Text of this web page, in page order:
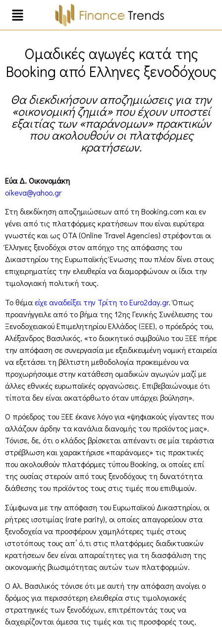
Ομαδικές αγωγές κατά της
Booking από Ελληνες ξενοδόχους
Θα διεκδικήσουν αποζημιώσεις για την
«οικονομική ζημιά» που έχουν υποστεί
εξαιτίας των «παράνομων» πρακτικών
που ακολουθούν οι πλατφόρμες
κρατήσεων.
Εύα Δ. Οικονομάκη
oikeva@yahoo.gr
Στη διεκδίκηση αποζημιώσεων από τη Booking.com και εν
γένει από τις πλατφόρμες κρατήσεων που είναι ευρύτερα
γνωστές και ως OTA (Online Travel Agencies) στρέφονται οι
Έλληνες ξενοδόχοι στον απόηχο της απόφασης του
Δικαστηρίου της Ευρωπαϊκής Ένωσης που πλέον δίνει στους
επιχειρηματίες την ελευθερία να διαμορφώνουν οι ίδιοι την
τιμολογιακή πολιτική τους.
Το θέμαείχε αναδείξει την Τρίτη το Euro2day.gr. Όπως
προανήγγειλε από το βήμα της 12ης Γενικής Συνέλευσης του
Ξενοδοχειακού Επιμελητηρίου Ελλάδος (ΞΕΕ), ο πρόεδρός του,
Αλέξανδρος Βασιλικός, «το διοικητικό συμβούλιο του ΞΕΕ πήρε
την απόφαση σε συνεργασία με εξειδικευμένη νομική εταιρεία
να εξετάσει τη βέλτιστη μεθοδολογία προκειμένου να
προχωρήσουμε στην κατάθεση ομαδικών αγωγών μαζί με
άλλες εθνικές ευρωπαϊκές οργανώσεις. Επιβεβαιώνουμε ότι
τίποτα δεν είναι ακατόρθωτο όταν υπάρχει βούληση».
Ο πρόεδρος του ΞΕΕ έκανε λόγο για «ψηφιακούς γίγαντες που
αλλάζουν άρδην τα κανάλια διανομής του προϊόντος μας».
Τόνισε, δε, ότι ο κλάδος βρίσκεται απέναντι σε μία τεράστια
στρέβλωση και χαρακτήρισε «παράνομες» τις πρακτικές
που ακολουθούν πλατφόρμες τύπου Booking, οι οποίες επί
της ουσίας στερούν από τους ξενοδόχους τη δυνατότητα
διάθεσης του προϊόντος τους στις τιμές που επιθυμούν.
Σύμφωνα με την απόφαση του Ευρωπαϊκού Δικαστηρίου, οι
ρήτρες ισοτιμίας (rate parity), οι οποίες απαγορεύουν στα
ξενοδοχεία να προσφέρουν χαμηλότερες τιμές στους
ιστοτόπους τους απ’ ό,τι στις πλατφόρμες διαδικτυακών
κρατήσεων δεν είναι απαραίτητες για τη διασφάλιση της
οικονομικής βιωσιμότητας αυτών των πλατφορμών.
Ο Αλ. Βασιλικός τόνισε ότι με αυτή την απόφαση ανοίγει o
δρόμος για περισσότερη ελευθερία στις τιμολογιακές
στρατηγικές των ξενοδόχων, επιτρέποντάς τους να
διαχειρίζονται άμεσα τις τιμές και τις προσφορές τους,